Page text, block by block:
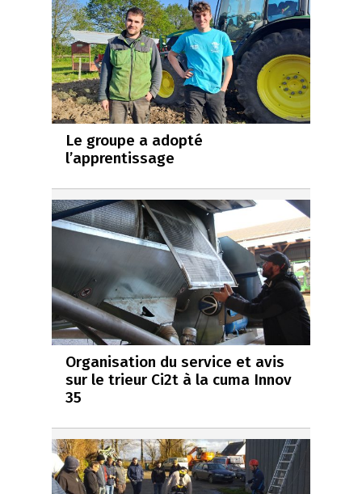
Le groupe a adopté
l’apprentissage
Organisation du service et avis
sur le trieur Ci2t à la cuma Innov
35